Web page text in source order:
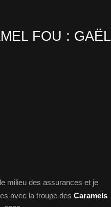
FOU : GAËL
milieu des assurances et je
avec la troupe des Caramels